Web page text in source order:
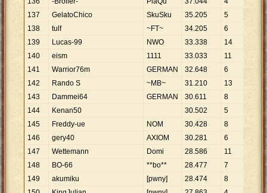
137
GelatoChico SkuSku 35.205 5
138
tulf ~FT~ 34.205 6 5
139
Lucas-99 NWO 33.338 14
140
eism 1111 33.033 11 3
141
Warrior76m GERMAN 32.648 6
142
Rando S ~MB~ 31.210 13
143
Dammei64 GERMAN 30.611 8
144
Kenan50 30.502 5
145
Freddy-ue NOM 30.428 8
146
gery40 AXIOM 30.281 6
147
Wettemann Domi 28.586 11
148
BO-66 **bo** 28.477 7 4
149
akumiku [pwny] 28.474 8 3